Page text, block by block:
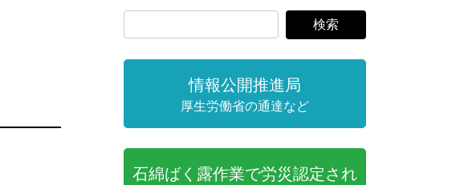
情報公開推進局
厚生労働省の通達など
石綿ばく露作業で労災認定され